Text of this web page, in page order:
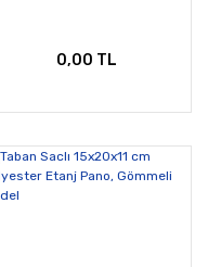
0,00 TL